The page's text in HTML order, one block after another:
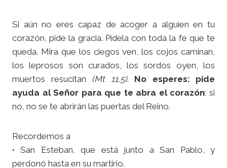
Si aún no eres capaz de acoger a alguien en tu
corazón, pide la gracia. Pídela con toda la fe que te
queda. Mira que los ciegos ven, los cojos caminan,
los leprosos son curados, los sordos oyen, los
muertos resucitan (Mt 11,5). No esperes: pide
ayuda al Señor para que te abra el corazón; si
no, no se te abrirán las puertas del Reino.
Recordemos a
• San Esteban, que está junto a San Pablo, y
perdonó hasta en su martirio.